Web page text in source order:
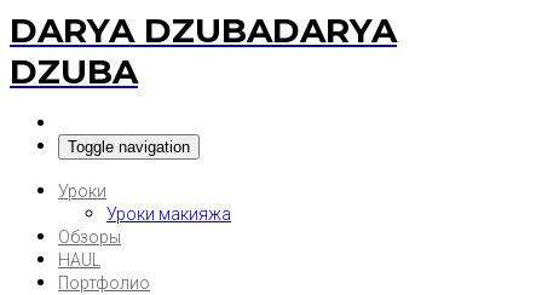
DARYA DZUBADARYA
DZUBA
Toggle navigation
Уроки
Уроки макияжа
Обзоры
HAUL
Портфолио